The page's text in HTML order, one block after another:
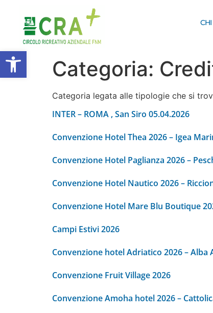
Apri la barra degli strumenti
Categoria:
Categoria legata alle tipologie che si
INTER – ROMA , San Siro 05.04.2026
Convenzione Hotel Thea 2026 – Igea
Convenzione Hotel Paglianza 2026 –
Convenzione Hotel Nautico 2026 –
Convenzione Hotel Mare Blu Boutique
Campi Estivi 2026
Convenzione hotel Adriatico 2026 – Alba
Convenzione Fruit Village 2026
Convenzione Amoha hotel 2026 –